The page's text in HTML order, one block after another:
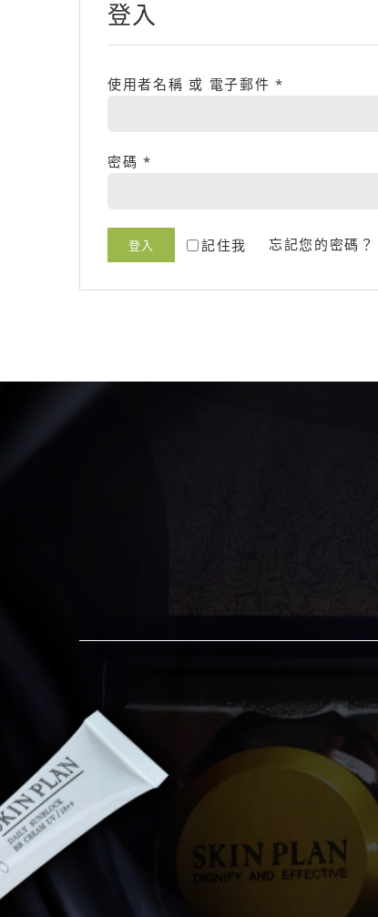
登入
使用者名稱 或 電子郵件*
密碼*
記住我
登入 忘記您的密碼？